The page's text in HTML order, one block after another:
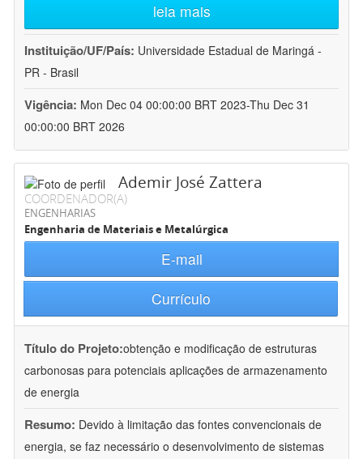
leia mais
Instituição/UF/País: Universidade Estadual de Maringá -
PR - Brasil
Vigência: Mon Dec 04 00:00:00 BRT 2023-Thu Dec 31
00:00:00 BRT 2026
Ademir José Zattera
COORDENADOR(A)
ENGENHARIAS
Engenharia de Materiais e Metalúrgica
E-mail
Currículo
Título do Projeto:obtenção e modificação de estruturas
carbonosas para potenciais aplicações de armazenamento
de energia
Resumo: Devido à limitação das fontes convencionais de
energia, se faz necessário o desenvolvimento de sistemas